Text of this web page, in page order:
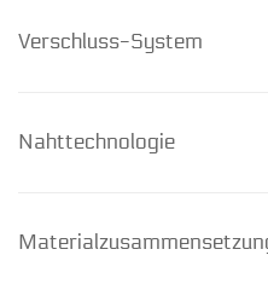
Verschluss-System
Nahttechnologie